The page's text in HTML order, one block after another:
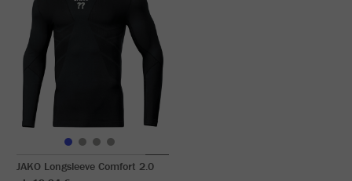
JAKO Longsleeve Comfort 2.0